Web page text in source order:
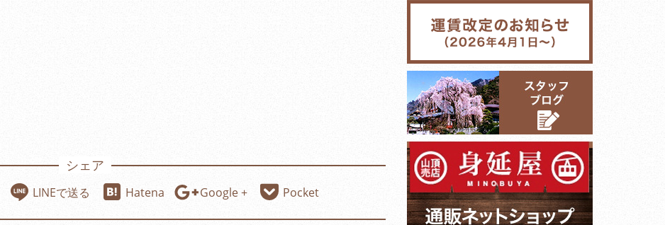
シェア
LINEで送る Hatena Google + Pocket